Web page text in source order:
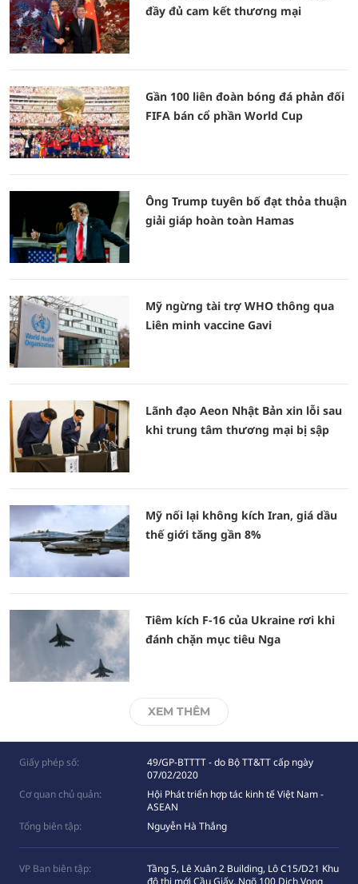
đầy đủ cam kết thương mại
Gần 100 liên đoàn bóng đá phản đối
FIFA bán cổ phần World Cup
Ông Trump tuyên bố đạt thỏa thuận
giải giáp hoàn toàn Hamas
Mỹ ngừng tài trợ WHO thông qua
Liên minh vaccine Gavi
Lãnh đạo Aeon Nhật Bản xin lỗi sau
khi trung tâm thương mại bị sập
Mỹ nối lại không kích Iran, giá dầu
thế giới tăng gần 8%
Tiêm kích F-16 của Ukraine rơi khi
đánh chặn mục tiêu Nga
XEM THÊM
Giấy phép số:
49/GP-BTTTT - do Bộ TT&TT cấp ngày
07/02/2020
Cơ quan chủ quản:
Hội Phát triển hợp tác kinh tế Việt Nam -
ASEAN
Tổng biên tập:
Nguyễn Hà Thắng
VP Ban biên tập:
Tầng 5, Lê Xuân 2 Building, Lô C15/D21 Khu
đô thị mới Cầu Giấy, Ngõ 100 Dịch Vọng